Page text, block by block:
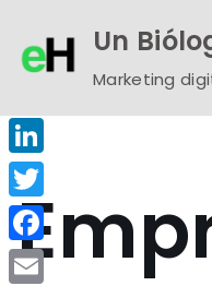
Saltar
contenido
Un
Marketing
LinkedIn
Twitter
Facebook